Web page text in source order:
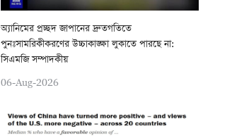
অ্যানিমের প্রচ্ছদ জাপানের দ্রুতগতিতে
পুনঃসামরিকীকরণের উচ্চাকাঙ্ক্ষা লুকাতে পারছে না:
সিএমজি সম্পাদকীয়
06-Aug-2026